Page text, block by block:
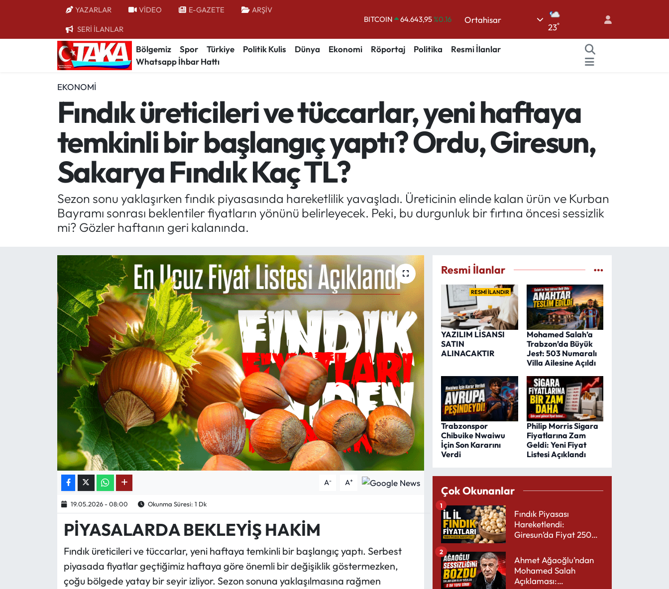
YAZARLAR VİDEO E-GAZETE ARŞİV
SERİ İLANLAR
BITCOIN 64.643,95 %0.16
EURO
55,0250%0.02
Ortahisar
23°
Bölgemiz Spor Türkiye Politik Kulis Dünya Ekonomi Röportaj Politika
Resmi İlanlar
Whatsapp İhbar Hattı
EKONOMI
Fındık üreticileri ve tüccarlar, yeni haftaya
temkinli bir başlangıç yaptı? Ordu, Giresun,
Sakarya Fındık Kaç TL?
Sezon sonu yaklaşırken fındık piyasasında hareketlilik yavaşladı. Üreticinin elinde kalan ürün ve Kurban
Bayramı sonrası beklentiler fiyatların yönünü belirleyecek. Peki, bu durgunluk bir fırtına öncesi sessizlik
mi? Gözler haftanın geri kalanında.
A- A+
19.05.2026 - 08:00 Okunma Süresi: 1 Dk
PİYASALARDA BEKLEYİŞ HAKİM
Fındık üreticileri ve tüccarlar, yeni haftaya temkinli bir başlangıç yaptı. Serbest
piyasada fiyatlar geçtiğimiz haftaya göre önemli bir değişiklik göstermezken,
çoğu bölgede yatay bir seyir izliyor. Sezon sonuna yaklaşılmasına rağmen
Resmi İlanlar
RESMİ İLANDIR
YAZILIM LİSANSI
SATIN
ALINACAKTIR
Mohamed Salah’a
Trabzon’da Büyük
Jest: 503 Numaralı
Villa Ailesine Açıldı
Trabzonspor
Chibuike Nwaiwu
İçin Son Kararını
Verdi
Philip Morris Sigara
Fiyatlarına Zam
Geldi: Yeni Fiyat
Listesi Açıklandı
Çok Okunanlar
Fındık Piyasası
Hareketlendi:
Giresun’da Fiyat 250
1
Ahmet Ağaoğlu’ndan
Mohamed Salah
Açıklaması:
2
Bölgemiz
Kültür/Sanat
Politika
Politik Kulis
Magazin
Manşet
Köşe Yazıları
Karikatür Galeri
ASTROLOJİ
Mektup Galeri
Ekonomi
Trabzon Nöbetçi Eczaneler
Trabzon Hava Durumu
Trabzon Trafik Yoğunluk Haritası
Süper Lig Puan Durumu ve Fikstür
Tüm Manşetler
Son Dakika Haberleri